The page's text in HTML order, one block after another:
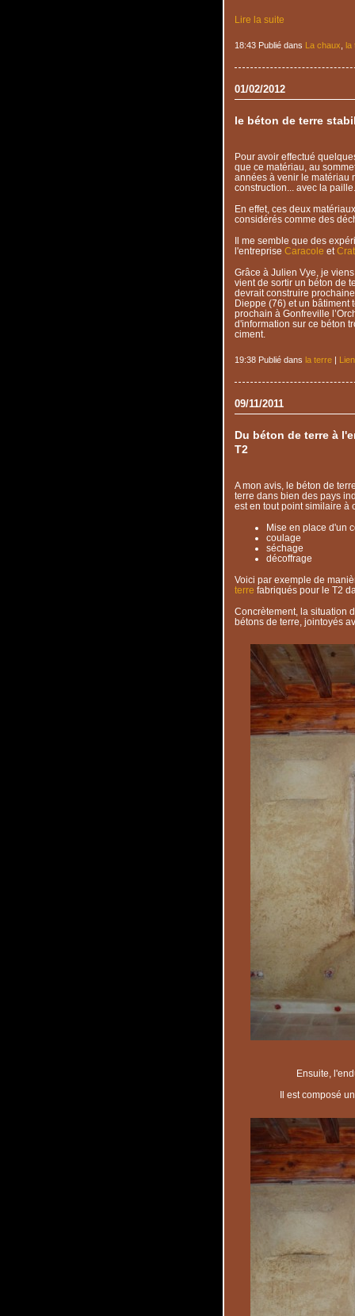
Lire la suite
18:43 Publié dans La chaux la
01/02/2012
le béton de terre
Pour avoir effectué
que ce matériau, au
années à venir le matériau
construction... avec la paille.
En effet, ces deux
considérés comme des
Il me semble que des
l'entreprise Caracole et
Grâce à Julien Vye, je
vient de sortir un béton de
devrait construire
Dieppe (76) et un bâtiment
prochain à Gonfreville
d'information sur ce béton
ciment.
19:38 Publié dans la terre|
09/11/2011
Du béton de terre à
T2
A mon avis, le béton de
terre dans bien des pays
est en tout point similaire à
Mise en place d'un
coulage
séchage
décoffrage
Voici par exemple de
terre fabriqués pour le T2
Concrètement, la situation
bétons de terre, jointoyés
Ensuite,
Il est composé